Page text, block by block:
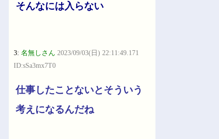
そんなには入らない
3:名無しさん 2023/09/03(日) 22:11:49.171
ID:sSa3mx7T0
仕事したことないとそういう
考えになるんだね